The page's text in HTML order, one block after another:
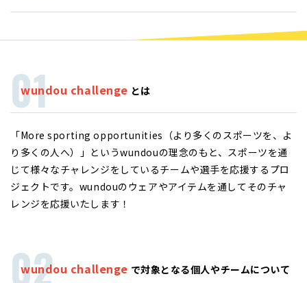
wundou challenge とは
「More sporting opportunities（より多くのスポーツを、よ
り多くの人へ）」というwundouの理念のもと、スポーツを通
じて様々なチャレンジをしているチームや選手を応援するプロ
ジェクトです。wundouのウェアやアイテムを通してそのチャ
レンジを応援いたします！
wundou challenge で対象となる個人やチームについて